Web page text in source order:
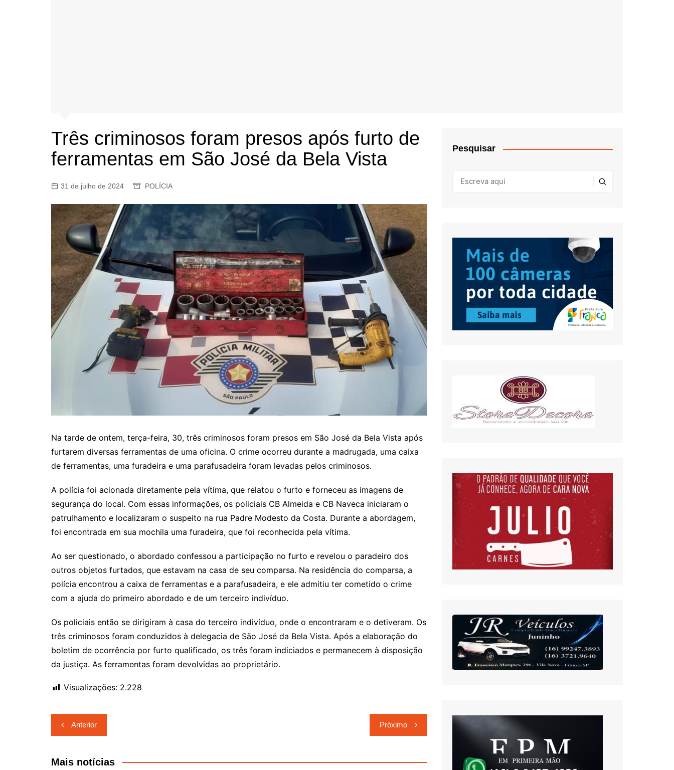
Três criminosos foram presos após furto de
ferramentas em São José da Bela Vista
31 de julho de 2024 POLÍCIA
Na tarde de ontem, terça-feira, 30, três criminosos foram presos em São José da Bela Vista após
furtarem diversas ferramentas de uma oficina. O crime ocorreu durante a madrugada, uma caixa
de ferramentas, uma furadeira e uma parafusadeira foram levadas pelos criminosos.
A polícia foi acionada diretamente pela vítima, que relatou o furto e forneceu as imagens de
segurança do local. Com essas informações, os policiais CB Almeida e CB Naveca iniciaram o
patrulhamento e localizaram o suspeito na rua Padre Modesto da Costa. Durante a abordagem,
foi encontrada em sua mochila uma furadeira, que foi reconhecida pela vítima.
Ao ser questionado, o abordado confessou a participação no furto e revelou o paradeiro dos
outros objetos furtados, que estavam na casa de seu comparsa. Na residência do comparsa, a
polícia encontrou a caixa de ferramentas e a parafusadeira, e ele admitiu ter cometido o crime
com a ajuda do primeiro abordado e de um terceiro indivíduo.
Os policiais então se dirigiram à casa do terceiro indivíduo, onde o encontraram e o detiveram. Os
três criminosos foram conduzidos à delegacia de São José da Bela Vista. Após a elaboração do
boletim de ocorrência por furto qualificado, os três foram indiciados e permanecem à disposição
da justiça. As ferramentas foram devolvidas ao proprietário.
Visualizações: 2.228
Navegação
de
Post
Anterior Próximo
Mais notícias
Pesquisar